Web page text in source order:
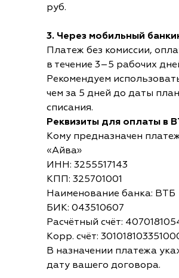
руб.
3. Через мобильный
Платеж без комиссии,
в течение 3–5 рабочих
Рекомендуем
чем за 5 дней до даты
списания.
Реквизиты для оплаты в
Кому предназначен
«Айва»
ИНН: 3255517143
КПП: 325701001
Наименование банка: ВТБ
БИК: 043510607
Расчётный счёт:
Корр. счёт:
В назначении платежа
дату вашего договора.